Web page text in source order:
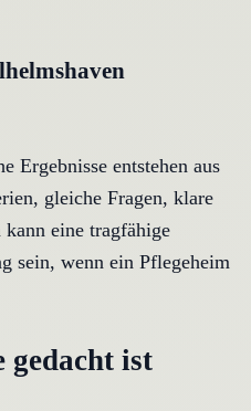
entstehen aus
gleiche Fragen, klare
eine tragfähige
sein, wenn ein Pflegeheim
gedacht ist